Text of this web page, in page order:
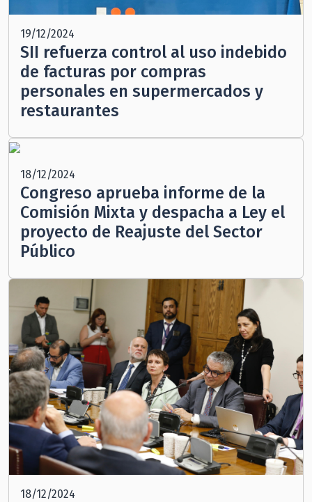
19/12/2024
SII refuerza control al uso indebido
de facturas por compras
personales en supermercados y
restaurantes
18/12/2024
Congreso aprueba informe de la
Comisión Mixta y despacha a Ley el
proyecto de Reajuste del Sector
Público
18/12/2024